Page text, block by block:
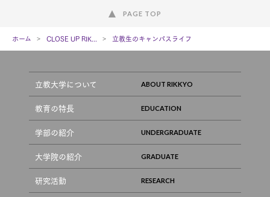
PAGE TOP
ホーム CLOSE UP RIK... 立教生のキャンパスライフ
立教大学について
教育の特長
学部の紹介
大学院の紹介
研究活動